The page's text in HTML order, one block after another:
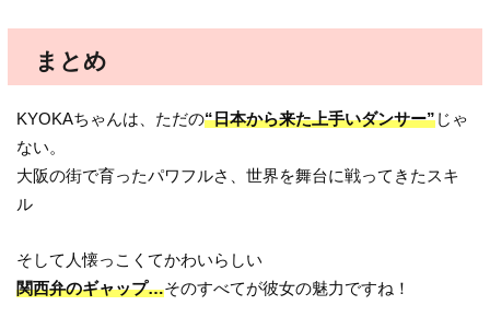
まとめ
KYOKAちゃんは、ただの“日本から来た上手いダンサー”じゃ
ない。
大阪の街で育ったパワフルさ、世界を舞台に戦ってきたスキ
ル
そして人懐っこくてかわいらしい
関西弁のギャップ…そのすべてが彼女の魅力ですね！